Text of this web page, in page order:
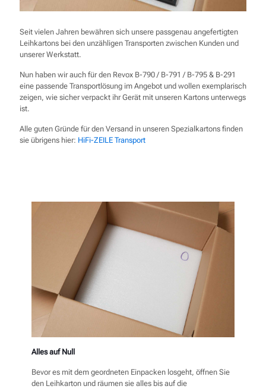
Seit vielen Jahren bewähren sich unsere passgenau angefertigten
Leihkartons bei den unzähligen Transporten zwischen Kunden und
unserer Werkstatt.
Nun haben wir auch für den Revox B-790 / B-791 / B-795 & B-291
eine passende Transportlösung im Angebot und wollen exemplarisch
zeigen, wie sicher verpackt ihr Gerät mit unseren Kartons unterwegs
ist.
Alle guten Gründe für den Versand in unseren Spezialkartons finden
sie übrigens hier: HiFi-ZEILE Transport
Alles auf Null
Bevor es mit dem geordneten Einpacken losgeht, öffnen Sie
den Leihkarton und räumen sie alles bis auf die